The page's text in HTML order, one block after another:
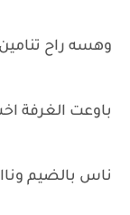
وهسه راح تنامين
باوعت الغرفة
ناس بالضيم